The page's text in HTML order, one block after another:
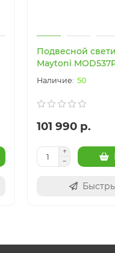
Подвесной
Maytoni
50
101 990 р.